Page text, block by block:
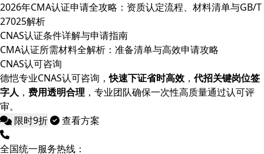
2026年CMA认证申请全攻略：资质认定流程、材料清单与GB/T
27025解析
CNAS认证条件详解与申请指南
CMA认证所需材料全解析：准备清单与高效申请攻略
CNAS认可咨询
德恺专业CNAS认可咨询，快速下证省时高效 ，代招关键岗位签
字人 ， 费用透明合理 ，专业团队确保一次性高质量通过认可评
审。
限时9折
查看方案
全国统一服务热线：